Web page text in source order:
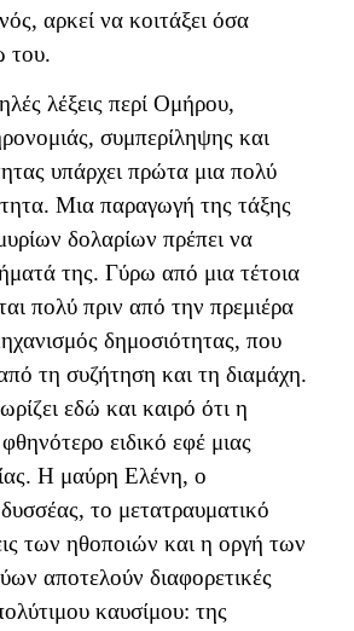
αρκεί να κοιτάξει όσα
του.
λέξεις περί Ομήρου,
συμπερίληψης και
υπάρχει πρώτα μια πολύ
Μια παραγωγή της τάξης
δολαρίων πρέπει να
της. Γύρω από μια τέτοια
πολύ πριν από την πρεμιέρα
δημοσιότητας, που
τη συζήτηση και τη διαμάχη.
εδώ και καιρό ότι η
ειδικό εφέ μιας
Η μαύρη Ελένη, ο
το μετατραυματικό
των ηθοποιών και η οργή των
αποτελούν διαφορετικές
καυσίμου: της